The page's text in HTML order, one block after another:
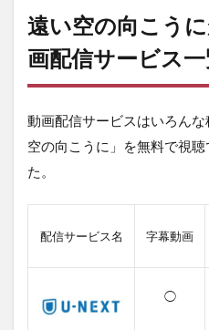
空
の
向
こ
う
が
聴
る
画
ー
遠い空の向こう
画配信サービス
動画配信サービスはいろん
空の向こうに」を無料で視
た。
配信サービス名 字幕動画
◯